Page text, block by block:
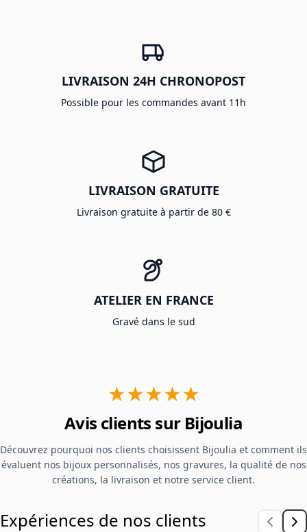
LIVRAISON 24H CHRONOPOST
Possible pour les commandes avant 11h
LIVRAISON GRATUITE
Livraison gratuite à partir de 80 €
ATELIER EN FRANCE
Gravé dans le sud
★★★★★
Avis clients sur Bijoulia
Découvrez pourquoi nos clients choisissent Bijoulia et comment ils
évaluent nos bijoux personnalisés, nos gravures, la qualité de nos
créations, la livraison et notre service client.
Expériences de nos clients